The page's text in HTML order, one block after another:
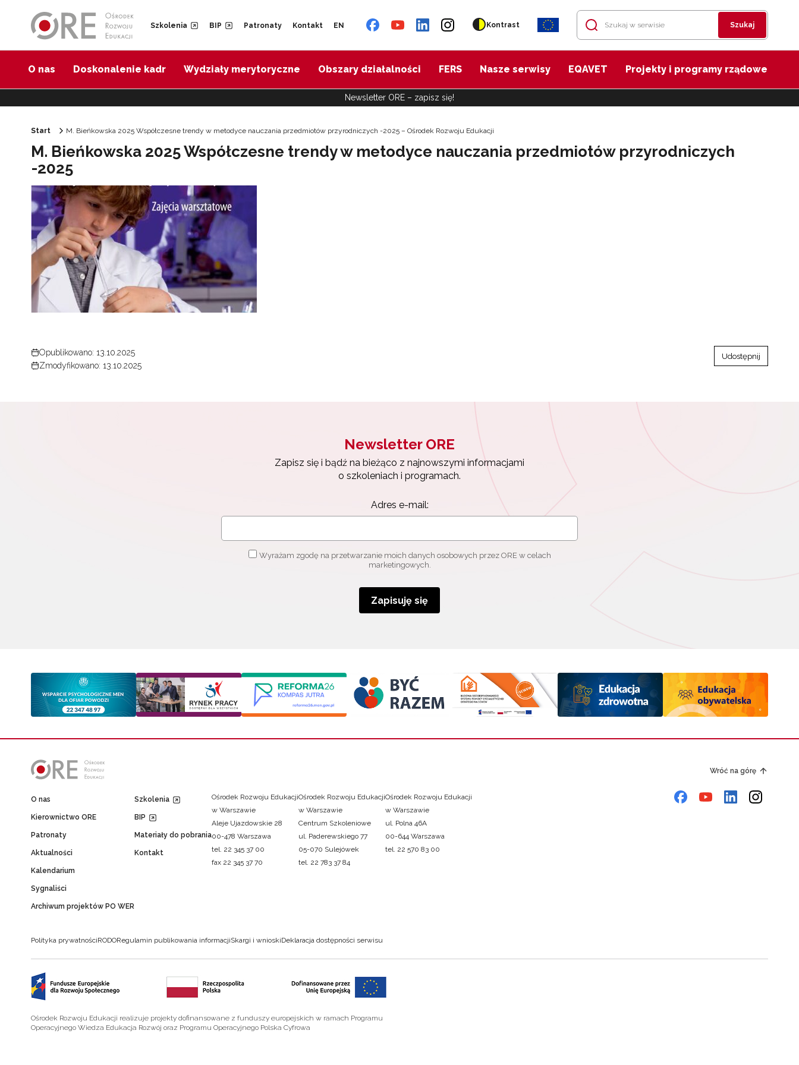
Szkolenia BIP Patronaty Kontakt EN Kontrast Szukaj
O nas Doskonalenie kadr Wydziały merytoryczne Obszary działalności FERS Nasze serwisy EQAVET Projekty i programy rządowe
Newsletter ORE – zapisz się!
Start M. Bieńkowska 2025 Współczesne trendy w metodyce nauczania przedmiotów przyrodniczych -2025 – Ośrodek Rozwoju Edukacji
M. Bieńkowska 2025 Współczesne trendy w metodyce nauczania przedmiotów przyrodniczych
-2025
Opublikowano: 13.10.2025
Zmodyfikowano: 13.10.2025
Udostępnij
Newsletter ORE
Zapisz się i bądź na bieżąco z najnowszymi informacjami
o szkoleniach i programach.
Adres e-mail:
Wyrażam zgodę na przetwarzanie moich danych osobowych przez ORE w celach
marketingowych.
Zapisuję się
Wróć na górę
O nas
Kierownictwo ORE
Patronaty
Aktualności
Kalendarium
Sygnaliści
Archiwum projektów PO WER
Szkolenia
BIP
Materiały do pobrania
Kontakt
Ośrodek Rozwoju Edukacji
w Warszawie
Aleje Ujazdowskie 28
00-478 Warszawa
tel. 22 345 37 00
fax 22 345 37 70
Ośrodek Rozwoju Edukacji
w Warszawie
Centrum Szkoleniowe
ul. Paderewskiego 77
05-070 Sulejówek
tel. 22 783 37 84
Ośrodek Rozwoju Edukacji
w Warszawie
ul. Polna 46A
00-644 Warszawa
tel. 22 570 83 00
Polityka prywatnościRODORegulamin publikowania informacjiSkargi i wnioskiDeklaracja dostępności serwisu
Ośrodek Rozwoju Edukacji realizuje projekty dofinansowane z funduszy europejskich w ramach Programu
Operacyjnego Wiedza Edukacja Rozwój oraz Programu Operacyjnego Polska Cyfrowa